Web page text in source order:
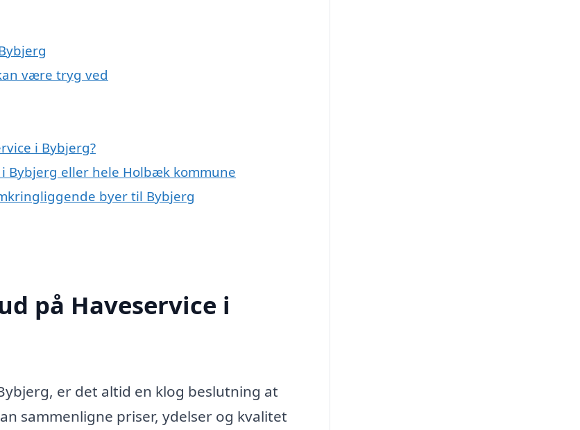
være tryg ved
i Bybjerg?
Bybjerg eller hele Holbæk kommune
byer til Bybjerg
på Haveservice i
er det altid en klog beslutning at
sammenligne priser, ydelser og kvalitet